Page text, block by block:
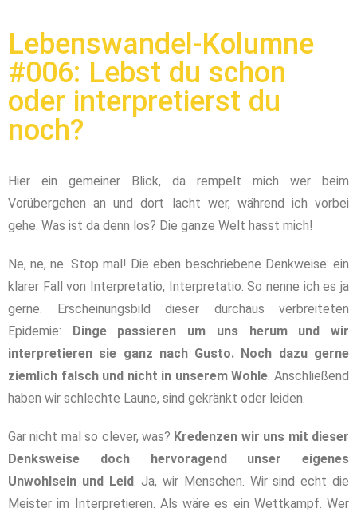
Lebenswandel-Kolumne
#006: Lebst du schon
oder interpretierst du
noch?
Hier ein gemeiner Blick, da rempelt mich wer beim
Vorübergehen an und dort lacht wer, während ich vorbei
gehe. Was ist da denn los? Die ganze Welt hasst mich!
Ne, ne, ne. Stop mal! Die eben beschriebene Denkweise: ein
klarer Fall von Interpretatio, Interpretatio. So nenne ich es ja
gerne. Erscheinungsbild dieser durchaus verbreiteten
Epidemie: Dinge passieren um uns herum und wir
interpretieren sie ganz nach Gusto. Noch dazu gerne
ziemlich falsch und nicht in unserem Wohle . Anschließend
haben wir schlechte Laune, sind gekränkt oder leiden.
Gar nicht mal so clever, was? Kredenzen wir uns mit dieser
Denksweise doch hervoragend unser eigenes
Unwohlsein und Leid. Ja, wir Menschen. Wir sind echt die
Meister im Interpretieren. Als wäre es ein Wettkampf. Wer